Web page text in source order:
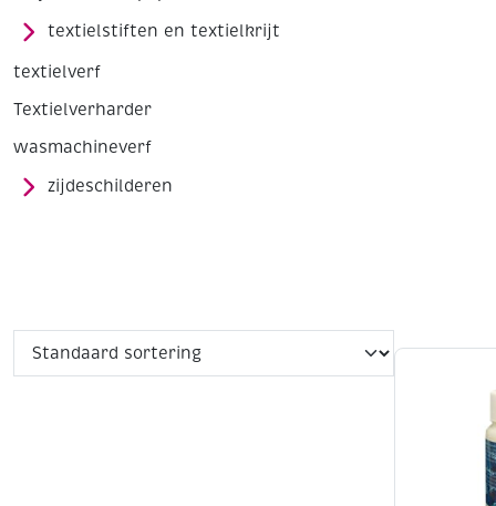
textielstiften en textielkrijt
textielverf
Textielverharder
wasmachineverf
zijdeschilderen